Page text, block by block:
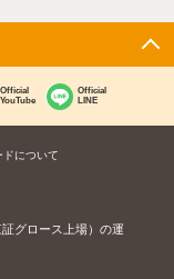
Official
YouTube
Official
LINE
ドについて
グロース上場）の運